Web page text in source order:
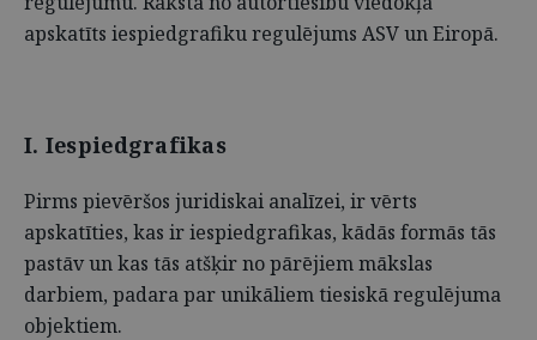
apskatīts iespiedgrafiku regulējums ASV un Eiropā.
I. Iespiedgrafikas
Pirms pievēršos juridiskai analīzei, ir vērts
apskatīties, kas ir iespiedgrafikas, kādās formās tās
pastāv un kas tās atšķir no pārējiem mākslas
darbiem, padara par unikāliem tiesiskā regulējuma
objektiem.